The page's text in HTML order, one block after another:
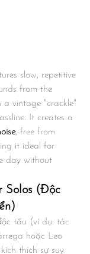
slow, repetitive
from the
a vintage "crackle"
It creates a
, free from
it ideal for
day without
Solos (Độc
tấu (ví dụ: tác
hoặc Leo
thích sự suy